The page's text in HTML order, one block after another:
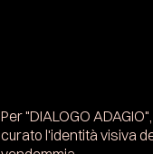
Per "DIALOGO
curato l'identità visiva